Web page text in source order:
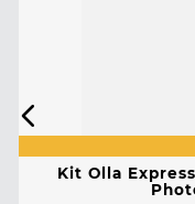
Kit Olla